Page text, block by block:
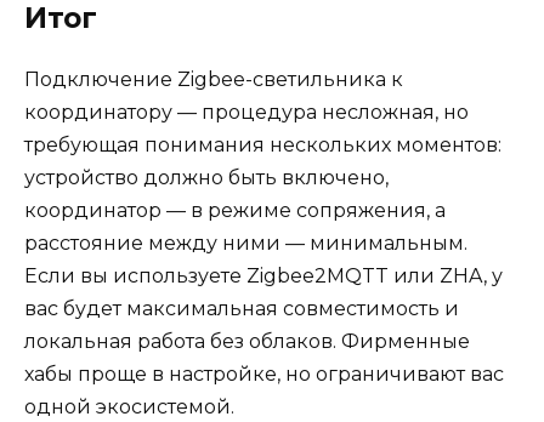
Итог
Подключение Zigbee-светильника к
координатору — процедура несложная, но
требующая понимания нескольких моментов:
устройство должно быть включено,
координатор — в режиме сопряжения, а
расстояние между ними — минимальным.
Если вы используете Zigbee2MQTT или ZHA, у
вас будет максимальная совместимость и
локальная работа без облаков. Фирменные
хабы проще в настройке, но ограничивают вас
одной экосистемой.